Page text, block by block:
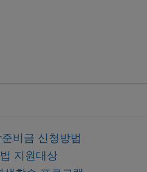
비금 신청방법
지원대상